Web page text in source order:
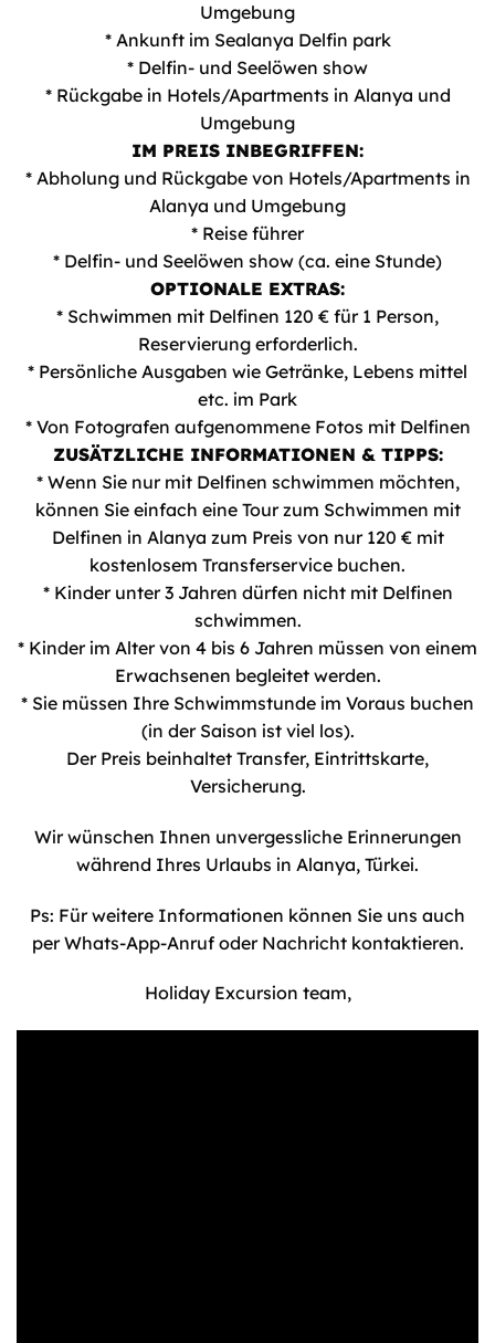
Umgebung
* Ankunft im Sealanya Delfin park
* Delfin- und Seelöwen show
* Rückgabe in Hotels/Apartments in Alanya und
Umgebung
IM PREIS INBEGRIFFEN:
* Abholung und Rückgabe von Hotels/Apartments in
Alanya und Umgebung
* Reise führer
* Delfin- und Seelöwen show (ca. eine Stunde)
OPTIONALE EXTRAS:
* Schwimmen mit Delfinen 120 € für 1 Person,
Reservierung erforderlich.
* Persönliche Ausgaben wie Getränke, Lebens mittel
etc. im Park
* Von Fotografen aufgenommene Fotos mit Delfinen
ZUSÄTZLICHE INFORMATIONEN & TIPPS:
* Wenn Sie nur mit Delfinen schwimmen möchten,
können Sie einfach eine Tour zum Schwimmen mit
Delfinen in Alanya zum Preis von nur 120 € mit
kostenlosem Transferservice buchen.
* Kinder unter 3 Jahren dürfen nicht mit Delfinen
schwimmen.
* Kinder im Alter von 4 bis 6 Jahren müssen von einem
Erwachsenen begleitet werden.
* Sie müssen Ihre Schwimmstunde im Voraus buchen
(in der Saison ist viel los).
Der Preis beinhaltet Transfer, Eintrittskarte,
Versicherung.
Wir wünschen Ihnen unvergessliche Erinnerungen
während Ihres Urlaubs in Alanya, Türkei.
Ps: Für weitere Informationen können Sie uns auch
per Whats-App-Anruf oder Nachricht kontaktieren.
Holiday Excursion team,